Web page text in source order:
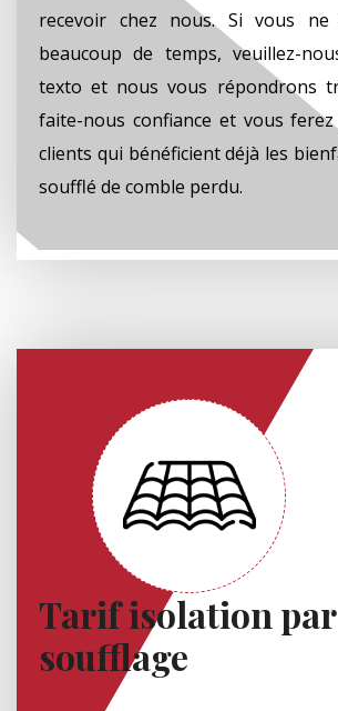
recevoir chez nous. Si vous ne
beaucoup de temps, veuillez-
texto et nous vous répondrons
faite-nous confiance et vous
clients qui bénéficient déjà les
soufflé de comble perdu.
Tarif isolation par
soufflage